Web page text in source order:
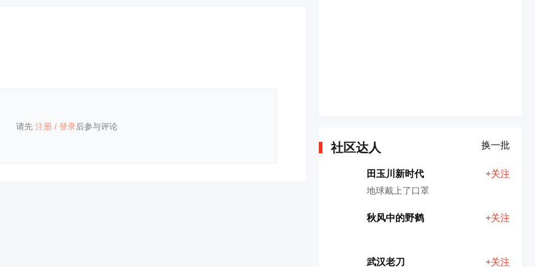
请先 注册 / 登录后参与评论
社区达人 换一批
田玉川新时代
+关注
地球戴上了口罩
秋风中的野鹤 +关注
武汉老刀 +关注